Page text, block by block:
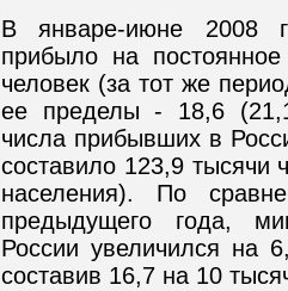
В январе-июне 2008
прибыло на
человек (за тот же
ее пределы - 18,6
числа прибывших в
составило 123,9 тысячи
населения). По
предыдущего года,
России увеличился на
составив 16,7 на 10